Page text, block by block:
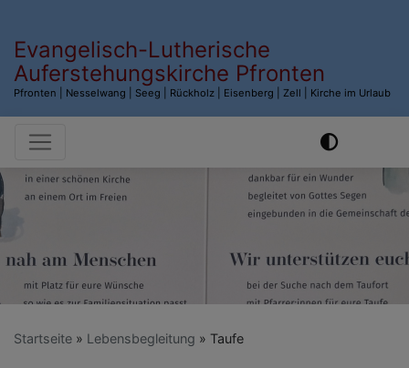
Evangelisch-Lutherische
Auferstehungskirche Pfronten
Pfronten | Nesselwang | Seeg | Rückholz | Eisenberg | Zell | Kirche im Urlaub
Hauptnavigation
Startseite Lebensbegleitung Taufe